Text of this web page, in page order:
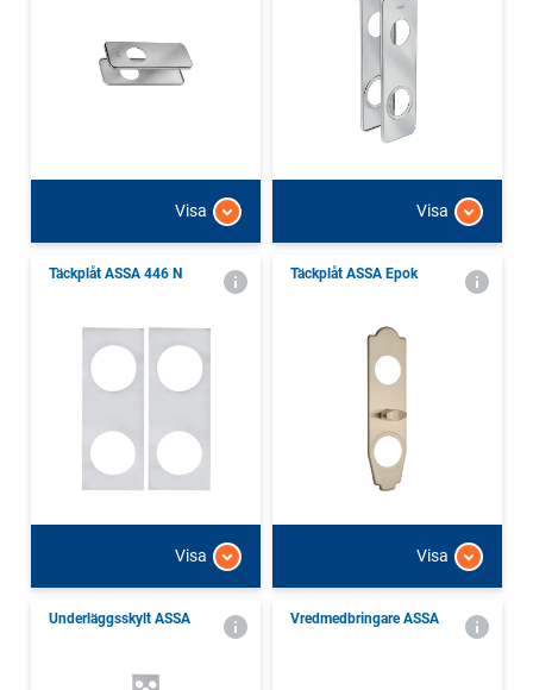
Visa Visa
Täckplåt ASSA 446 N
Visa
Täckplåt ASSA Epok
Visa
Underläggsskylt ASSA Vredmedbringare ASSA